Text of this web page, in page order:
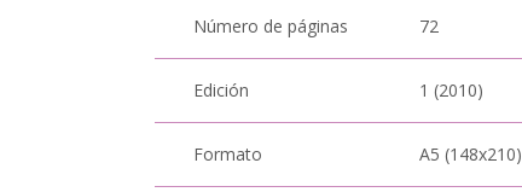
Número de páginas 72
Edición 1 (2010)
Formato A5 (148x210)